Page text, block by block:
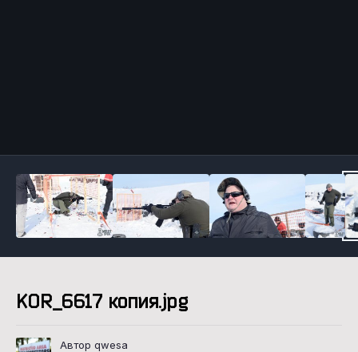
KOR_6617 копия.jpg
Автор qwesa